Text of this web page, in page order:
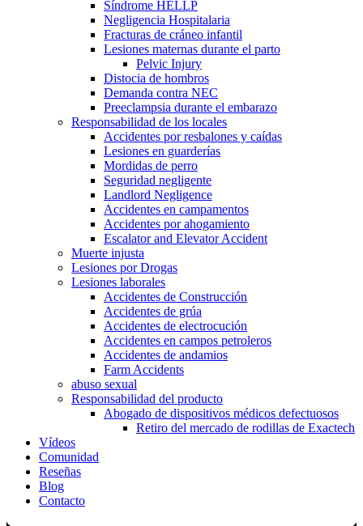
Síndrome HELLP
Negligencia Hospitalaria
Fracturas de cráneo infantil
Lesiones maternas durante el parto
Pelvic Injury
Distocia de hombros
Demanda contra NEC
Preeclampsia durante el embarazo
Responsabilidad de los locales
Accidentes por resbalones y caídas
Lesiones en guarderías
Mordidas de perro
Seguridad negligente
Landlord Negligence
Accidentes en campamentos
Accidentes por ahogamiento
Escalator and Elevator Accident
Muerte injusta
Lesiones por Drogas
Lesiones laborales
Accidentes de Construcción
Accidentes de grúa
Accidentes de electrocución
Accidentes en campos petroleros
Accidentes de andamios
Farm Accidents
abuso sexual
Responsabilidad del producto
Abogado de dispositivos médicos defectuosos
Retiro del mercado de rodillas de Exactech
Vídeos
Comunidad
Reseñas
Blog
Contacto